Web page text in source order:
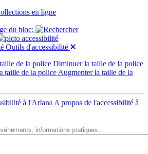
en ligne
du bloc:
Outils d'accessibilité
Diminuer la taille de la police
Augmenter la taille de la
A propos de l'accessibilité à